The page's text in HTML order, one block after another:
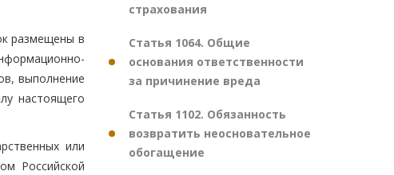
размещены в
выполнение
настоящего
или
Российской
страхования
Статья 1064. Общие
основания ответственности
за причинение вреда
Статья 1102. Обязанность
возвратить неосновательное
обогащение